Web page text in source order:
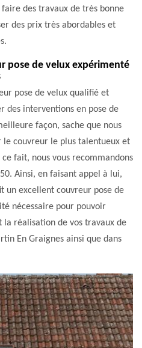
des travaux de très bonne
des prix très abordables et
pose de velux expérimenté
pose de velux qualifié et
des interventions en pose de
façon, sache que nous
le couvreur le plus talentueux et
fait, nous vous recommandons
Ainsi, en faisant appel à lui,
un excellent couvreur pose de
nécessaire pour pouvoir
réalisation de vos travaux de
En Graignes ainsi que dans